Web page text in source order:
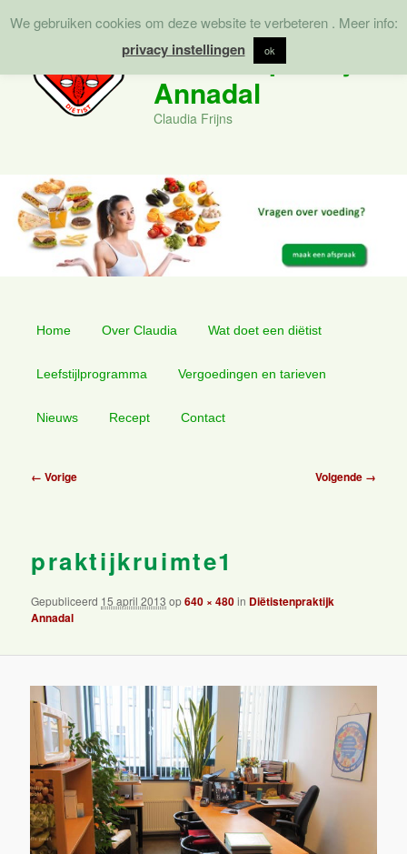
Diëtistenpraktijk
Annadal
Claudia Frijns
Spring
naar
inhoud
Spring
naar
inhoud
Home Over Claudia Wat doet een diëtist
Leefstijlprogramma Vergoedingen en tarieven
Nieuws Recept Contact
Afbeeldingsnavigatie
← Vorige Volgende →
praktijkruimte1
Gepubliceerd 15 april 2013 op640 × 480in Diëtistenpraktijk
Annadal
We gebruiken cookies om deze website te verbeteren . Meer info:
privacy instellingen ok